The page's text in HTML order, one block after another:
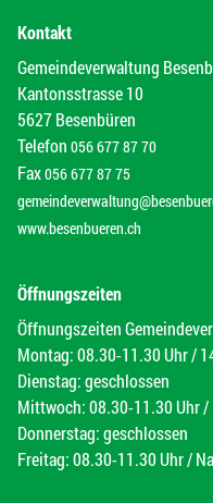
Kontakt
Gemeindeverwaltung
Kantonsstrasse 10
5627 Besenbüren
Telefon 056 677 87 70
Fax056 677 87 75
www.besenbueren.ch
Öffnungszeiten
Öffnungszeiten
Montag: 08.30-11.30 Uhr /
Dienstag: geschlossen
Mittwoch: 08.30-11.30 Uhr
Donnerstag: geschlossen
Freitag: 08.30-11.30 Uhr /